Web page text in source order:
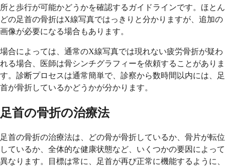
所と歩行が可能かどうかを確認するガイドラインです。ほとん
どの足首の骨折はX線写真ではっきりと分かりますが、追加の
画像が必要になる場合もあります。
場合によっては、通常のX線写真では現れない疲労骨折が疑わ
れる場合、医師は骨シンチグラフィーを依頼することがありま
す。診断プロセスは通常簡単で、診察から数時間以内には、足
首が骨折しているかどうかが分かります。
足首の骨折の治療法
足首の骨折の治療法は、どの骨が骨折しているか、骨片が転位
しているか、全体的な健康状態など、いくつかの要因によって
異なります。目標は常に、足首が再び正常に機能するように、